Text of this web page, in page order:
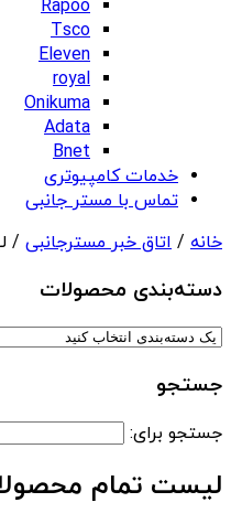
Rapoo
Tsco
Eleven
royal
Onikuma
Adata
Bnet
خدمات کامپیوتری
تماس با مستر جانبی
خانه / اتاق خبر مسترجانبی /
دسته‌بندی‌ محصولات
جستجو
جستجو برای:
لیست تمام محصولاتی که